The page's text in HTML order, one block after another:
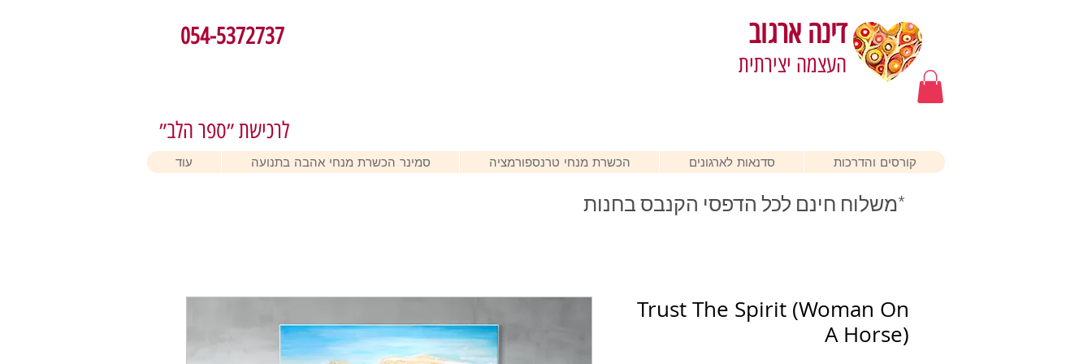
054-5372737 דינה ארגוב
העצמה יצירתית
לרכישת ״ספר הלב״
קורסים והדרכות סדנאות לארגונים הכשרת מנחי טרנספורמציה סמינר הכשרת מנחי אהבה בתנועה עוד
Trust The Spirit (Woman On
A Horse)
*משלוח חינם לכל הדפסי הקנבס בחנות